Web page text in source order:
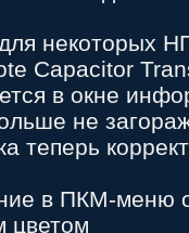
некоторых
Capacitor
в окне
не
теперь
в ПКМ-меню
цветом